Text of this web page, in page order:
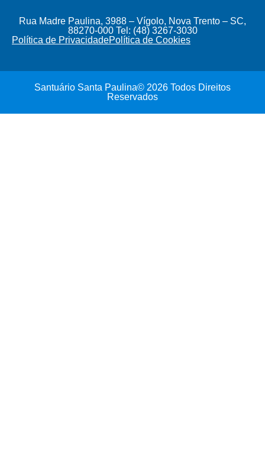
Rua Madre Paulina, 3988 – Vígolo, Nova Trento – SC,
88270-000 Tel: (48) 3267-3030
Política de PrivacidadePolítica de Cookies
Santuário Santa Paulina© 2026 Todos Direitos
Reservados